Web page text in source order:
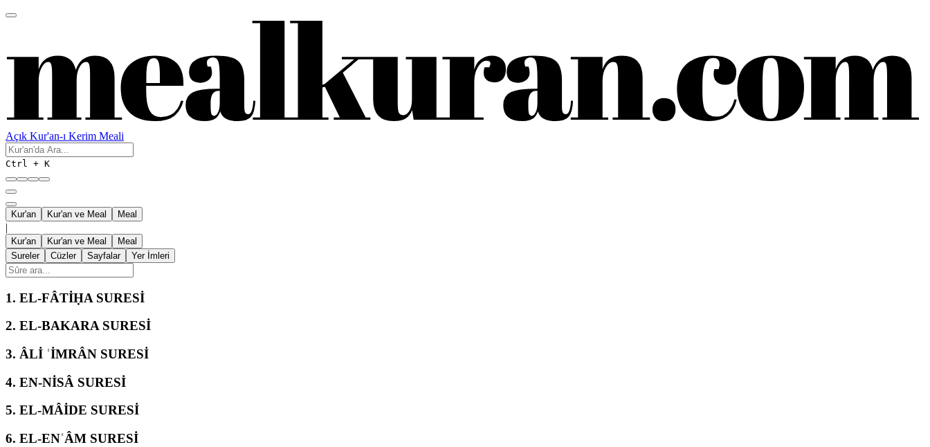
Açık Kur'an-ı Kerim Meali
Ctrl + K
Kur'an Kur'an ve Meal Meal
|
Kur'an Kur'an ve Meal
Meal
Sureler
Cüzler Sayfalar Yer İmleri
1. EL-FÂTİḤA SURESİ
2. EL-BAKARA SURESİ
3. ÂLİ ʿİMRÂN SURESİ
4. EN-NİSÂ SURESİ
5. EL-MÂİDE SURESİ
6. EL-ENʿÂM SURESİ